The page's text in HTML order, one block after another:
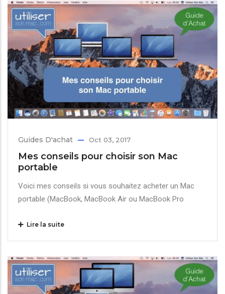
Guides D'achat Oct 03, 2017
Mes conseils pour choisir son Mac
portable
Voici mes conseils si vous souhaitez acheter un Mac
portable (MacBook, MacBook Air ou MacBook Pro
Lire la suite